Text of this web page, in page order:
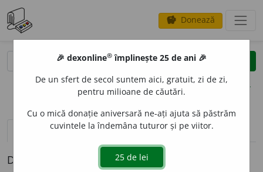
savings Donează
clear
opțiuni
definiții (1)
Definiția cu ID-ul 695650:
🎉 dexonline® împlinește 25 de ani 🎉
De un sfert de secol suntem aici, gratuit, zi de zi,
pentru milioane de căutări.
Cu o mică donație aniversară ne-ați ajuta să păstrăm
cuvintele la îndemâna tuturor și pe viitor.